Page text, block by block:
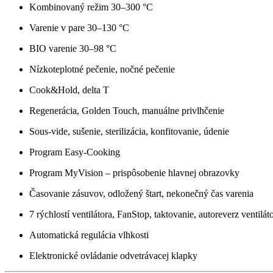
Kombinovaný režim 30–300 °C
Varenie v pare 30–130 °C
BIO varenie 30–98 °C
Nízkoteplotné pečenie, nočné pečenie
Cook&Hold, delta T
Regenerácia, Golden Touch, manuálne privlhčenie
Sous-vide, sušenie, sterilizácia, konfitovanie, údenie
Program Easy-Cooking
Program MyVision – prispôsobenie hlavnej obrazovky
Časovanie zásuvov, odložený štart, nekonečný čas varenia
7 rýchlostí ventilátora, FanStop, taktovanie, autoreverz
Automatická regulácia vlhkosti
Elektronické ovládanie odvetrávacej klapky